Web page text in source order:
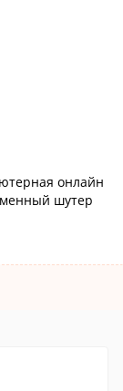
онлайн
шутер